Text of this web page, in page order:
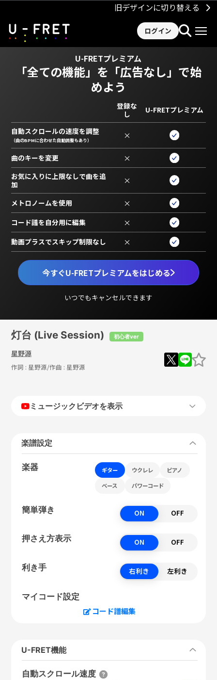
旧デザインに切り替える
ログイン
U-FRETプレミアム
「全ての機能」を 「広告なし」で始
めよう
今すぐU-FRETプレミアムをはじめる
いつでもキャンセルできます
登録な
し
U-FRETプレミアム
自動スクロールの速度を調整
（曲のBPMに合わせた自動調整もあり） ×
曲のキーを変更 ×
お気に入りに上限なしで曲を追
加
×
メトロノームを使用 ×
コード譜を自分用に編集 ×
動画プラスでスキップ制限なし ×
灯台 (Live Session) 初心者ver
星野源
作詞 : 星野源/作曲 : 星野源
ミュージックビデオを表示
楽譜設定
楽器 ギター ウクレレ ピアノ
ベース パワーコード
簡単弾き ON OFF
押さえ方表示 ON OFF
利き手 右利き 左利き
マイコード設定
コード譜編集
U-FRET機能
自動スクロール速度